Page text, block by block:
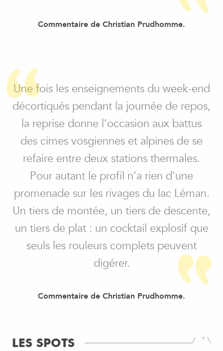
Commentaire de Christian Prudhomme.
Une fois les enseignements du week-end
décortiqués pendant la journée de repos,
la reprise donne l’occasion aux battus
des cimes vosgiennes et alpines de se
refaire entre deux stations thermales.
Pour autant le profil n’a rien d’une
promenade sur les rivages du lac Léman.
Un tiers de montée, un tiers de descente,
un tiers de plat : un cocktail explosif que
seuls les rouleurs complets peuvent
digérer.
Commentaire de Christian Prudhomme.
LES SPOTS